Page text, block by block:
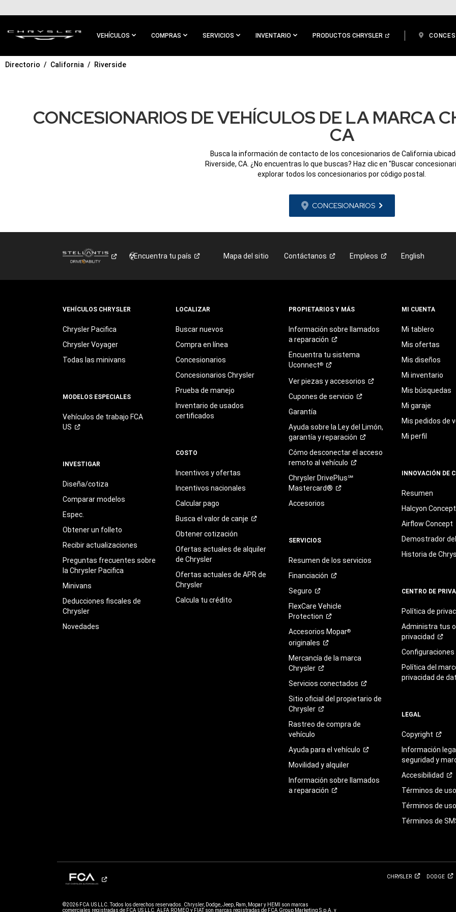
CONTENIDO
VEHÍCULOS COMPRAS SERVICIOS INVENTARIO PRODUCTOS CHRYSLER
IR A
Directorio California Riverside
CONCESIONARIOS DE VEHÍCULOS DE LA MARCA
CA
Busca la información de contacto de los concesionarios de California
Riverside, CA. ¿No encuentras lo que buscas? Haz clic en "Buscar
explorar todos los concesionarios por código postal.
CONCESIONARIOS
Encuentra tu país Mapa del sitio Contáctanos Empleos English
VEHÍCULOS CHRYSLER
Chrysler Pacifica
Chrysler Voyager
Todas las minivans
MODELOS ESPECIALES
Vehículos de trabajo FCA
US
INVESTIGAR
Diseña/cotiza
Comparar modelos
Espec.
Obtener un folleto
Recibir actualizaciones
Preguntas frecuentes sobre
la Chrysler Pacifica
Minivans
Deducciones fiscales de
Chrysler
Novedades
LOCALIZAR
Buscar nuevos
Compra en línea
Concesionarios
Concesionarios Chrysler
Prueba de manejo
Inventario de usados
certificados
COSTO
Incentivos y ofertas
Incentivos nacionales
Calcular pago
Busca el valor de canje
Obtener cotización
Ofertas actuales de alquiler
de Chrysler
Ofertas actuales de APR de
Chrysler
Calcula tu crédito
PROPIETARIOS Y MÁS
Información sobre llamados
a reparación
Encuentra tu sistema
Uconnect®
Ver piezas yaccesorios
Cupones de servicio
Garantía
Ayuda sobre la Ley del Limón,
garantía yreparación
Cómo desconectar el acceso
remoto al vehículo
Chrysler DrivePlus℠
Mastercard®
Accesorios
SERVICIOS
Resumen de los servicios
Financiación
Seguro
FlexCare Vehicle
Protection
Accesorios Mopar®
originales
Mercancía de la marca
Chrysler
Servicios conectados
Sitio oficial del propietario de
Chrysler
Rastreo de compra de
vehículo
Ayuda para el vehículo
Movilidad y alquiler
Información sobre llamados
a reparación
MI CUENTA
Mi tablero
Mis ofertas
Mis diseños
Mi inventario
Mis búsquedas
Mi garaje
Mis pedidos de
Mi perfil
INNOVACIÓN DE
Resumen
Halcyon Concept
Airflow Concept
Demostrador
Historia de
CENTRO DE
Política de
Administra tus
privacidad
Configuraciones
Política del
privacidad de
LEGAL
Copyright
Información
seguridad y
Accesibilidad
Términos deuso
Términos de
Términos de
CHRYSLER DODGE
©2026 FCA US LLC. Todos los derechos reservados. Chrysler, Dodge, Jeep, Ram, Mopar y HEMI son marcas
comerciales registradas de FCA US LLC. ALFA ROMEO y FIAT son marcas registradas de FCA Group Marketing S.p.A. y